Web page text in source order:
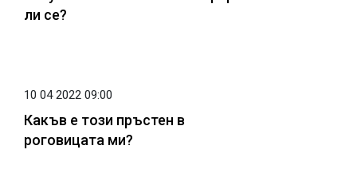
ли се?
10 04 2022 09:00
Какъв е този пръстен в
роговицата ми?